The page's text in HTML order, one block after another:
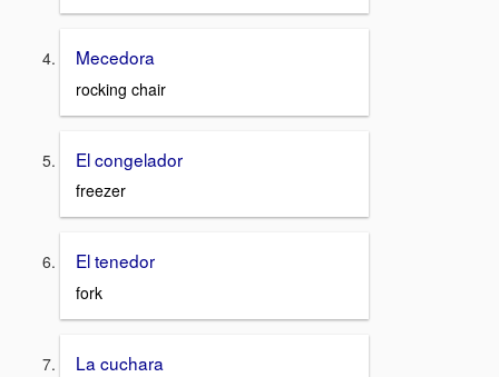
Mecedora
rocking chair
El congelador
freezer
El tenedor
fork
La cuchara